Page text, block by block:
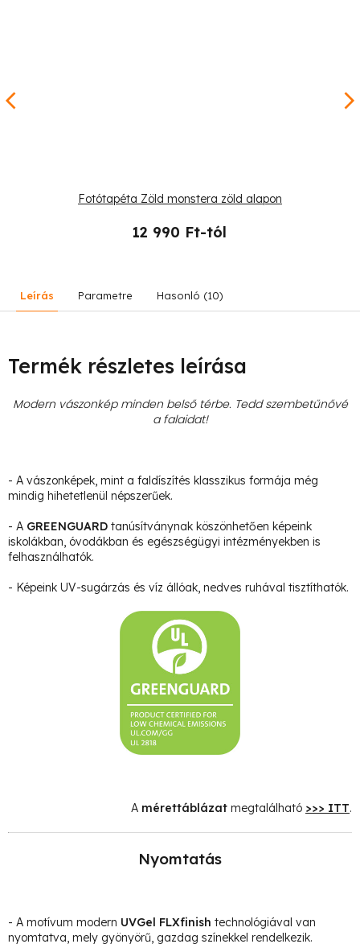
Fotótapéta Zöld monstera zöld alapon
12 990 Ft-tól
Leírás Parametre Hasonló (10)
Termék részletes leírása
Modern vászonkép minden belső térbe. Tedd szembetűnővé
a falaidat!
- A vászonképek, mint a faldíszítés klasszikus formája még
mindig hihetetlenül népszerűek.
- A GREENGUARD tanúsítványnak köszönhetően képeink
iskolákban, óvodákban és egészségügyi intézményekben is
felhasználhatók.
- Képeink UV-sugárzás és víz állóak, nedves ruhával tisztíthatók.
A mérettáblázat megtalálható >>> ITT.
Nyomtatás
- A motívum modern UVGel FLXfinish technológiával van
nyomtatva, mely gyönyörű, gazdag színekkel rendelkezik.